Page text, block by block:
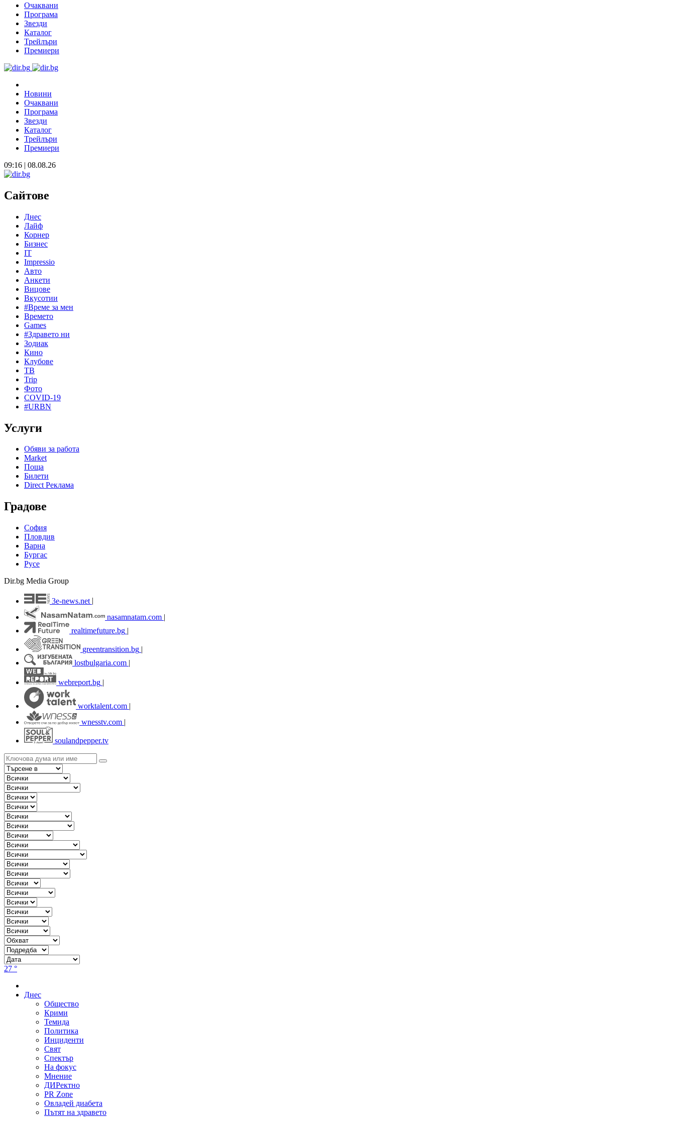
Очаквани
Програма
Звезди
Каталог
Трейлъри
Премиери
Новини
Очаквани
Програма
Звезди
Каталог
Трейлъри
Премиери
09:16 | 08.08.26
Сайтове
Днес
Лайф
Корнер
Бизнес
IT
Impressio
Авто
Анкети
Вицове
Вкусотии
#Време за мен
Времето
Games
#Здравето ни
Зодиак
Кино
Клубове
ТВ
Trip
Фото
COVID-19
#URBN
Услуги
Обяви за работа
Market
Поща
Билети
Direct Реклама
Градове
София
Пловдив
Варна
Бургас
Русе
Dir.bg Media Group
3e-news.net
nasamnatam.com |
realtimefuture.bg |
greentransition.bg |
lostbulgaria.com |
webreport.bg |
worktalent.com |
wnesstv.com |
soulandpepper.tv
27 °
Днес
Общество
Крими
Темида
Политика
Инциденти
Свят
Спектър
На фокус
Мнение
ДИРектно
PR Zone
Овладей диабета
Пътят на здравето